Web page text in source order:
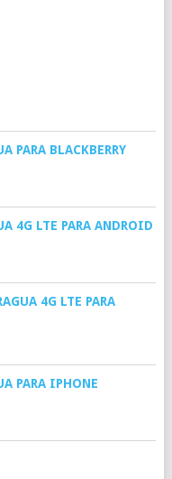
PARA BLACKBERRY
4G LTE PARA ANDROID
4G LTE PARA
PARA IPHONE